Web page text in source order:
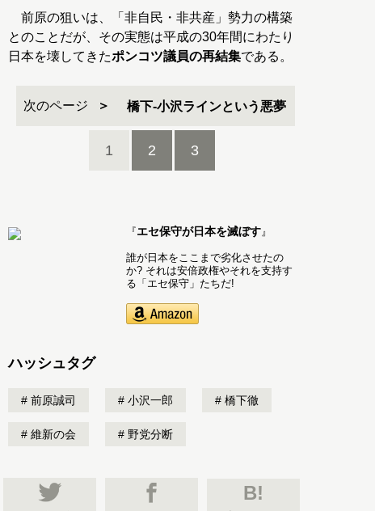
前原の狙いは、「非自民・非共産」勢力の構築
とのことだが、その実態は平成の30年間にわたり
日本を壊してきたポンコツ議員の再結集である。
次のページ 橋下-小沢ラインという悪夢
1 2 3
『エセ保守が日本を滅ぼす』
誰が日本をここまで劣化させたの
か? それは安倍政権やそれを支持す
る「エセ保守」たちだ!
ハッシュタグ
前原誠司 小沢一郎 橋下徹
維新の会 野党分断
B!